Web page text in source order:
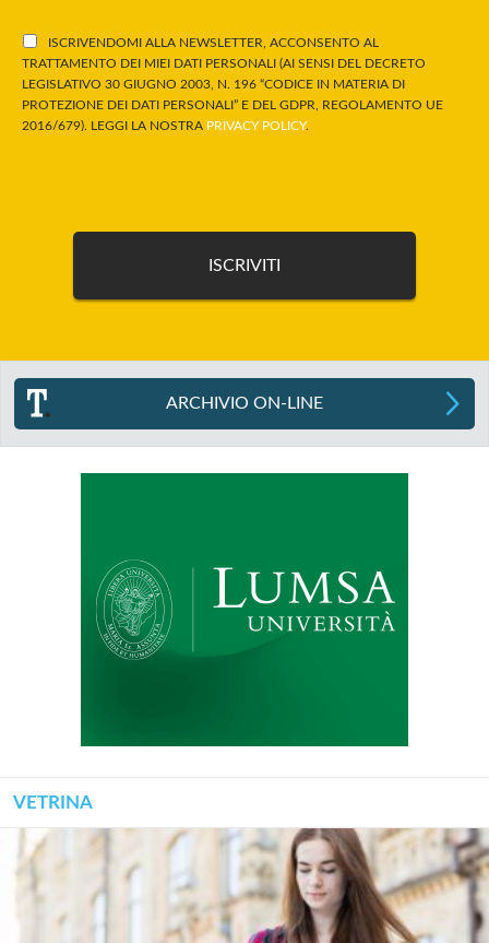
ISCRIVENDOMI ALLA NEWSLETTER, ACCONSENTO AL
TRATTAMENTO DEI MIEI DATI PERSONALI (AI SENSI DEL DECRETO
LEGISLATIVO 30 GIUGNO 2003, N. 196 “CODICE IN MATERIA DI
PROTEZIONE DEI DATI PERSONALI” E DEL GDPR, REGOLAMENTO UE
2016/679). LEGGI LA NOSTRA PRIVACY POLICY.
ARCHIVIO ON-LINE
VETRINA